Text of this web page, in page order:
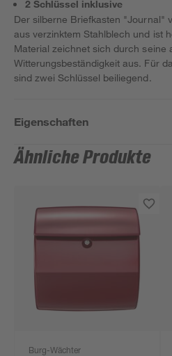
2 Schlüssel inklusive
Der silberne Briefkasten "Journal"
aus verzinktem Stahlblech und ist
Material zeichnet sich durch seine
Witterungsbeständigkeit aus. Für
sind zwei Schlüssel beiliegend.
Eigenschaften
Ähnliche Produkte
Burg-Wächter